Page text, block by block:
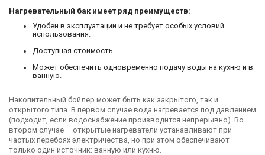
Нагревательный бак имеет ряд преимуществ:
Удобен в эксплуатации и не требует особых условий
использования.
Доступная стоимость.
Может обеспечить одновременно подачу воды на кухню и в
ванную.
Накопительный бойлер может быть как закрытого, так и
открытого типа. В первом случае вода нагревается под давлением
(подходит, если водоснабжение производится непрерывно). Во
втором случае – открытые нагреватели устанавливают при
частых перебоях электричества, но при этом обеспечивают
только один источник: ванную или кухню.